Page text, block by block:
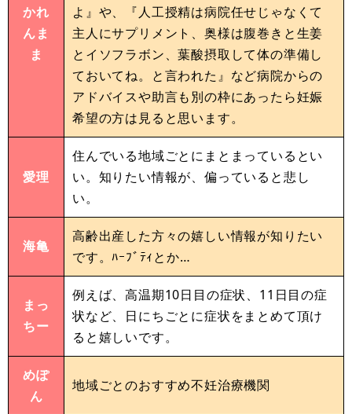
かれ
んま
ま
よ』や、『人工授精は病院任せじゃなくて
主人にサプリメント、奥様は腹巻きと生姜
とイソフラボン、葉酸摂取して体の準備し
ておいてね。と言われた』など病院からの
アドバイスや助言も別の枠にあったら妊娠
希望の方は見ると思います。
愛理
住んでいる地域ごとにまとまっているとい
い。知りたい情報が、偏っていると悲し
い。
海亀
高齢出産した方々の嬉しい情報が知りたい
です。ﾊｰﾌﾞﾃｨとか…
まっ
ちー
例えば、高温期10日目の症状、11日目の症
状など、日にちごとに症状をまとめて頂け
ると嬉しいです。
めぽ
ん
地域ごとのおすすめ不妊治療機関